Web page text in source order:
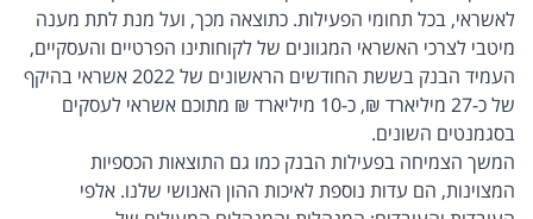
לאשראי, בכל תחומי הפעילות. כתוצאה מכך, ועל מנת לתת מענה
מיטבי לצרכי האשראי המגוונים של לקוחותינו הפרטיים והעסקיים,
העמיד הבנק בששת החודשים הראשונים של 2022 אשראי בהיקף
של כ-27 מיליארד ₪, כ-10 מיליארד ₪ מתוכם אשראי לעסקים
בסגמנטים השונים.
המשך הצמיחה בפעילות הבנק כמו גם התוצאות הכספיות
המצוינות, הם עדות נוספת לאיכות ההון האנושי שלנו. אלפי